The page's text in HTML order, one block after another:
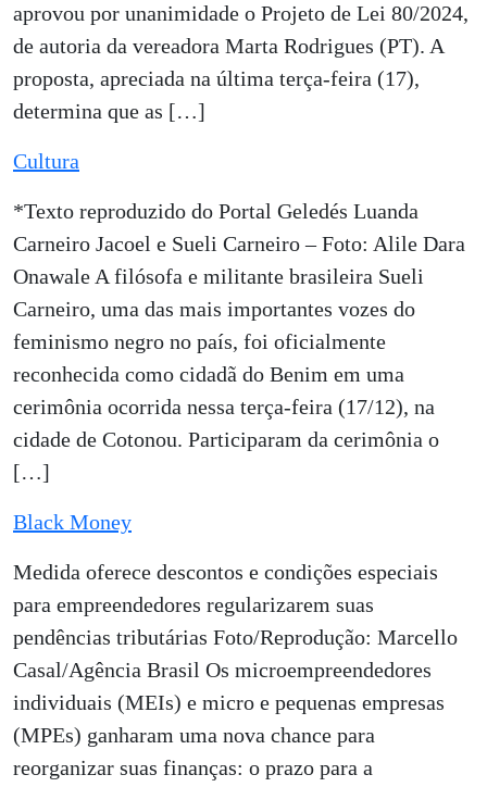
aprovou por unanimidade o Projeto de Lei 80/2024,
de autoria da vereadora Marta Rodrigues (PT). A
proposta, apreciada na última terça-feira (17),
determina que as […]
Cultura
*Texto reproduzido do Portal Geledés Luanda
Carneiro Jacoel e Sueli Carneiro – Foto: Alile Dara
Onawale A filósofa e militante brasileira Sueli
Carneiro, uma das mais importantes vozes do
feminismo negro no país, foi oficialmente
reconhecida como cidadã do Benim em uma
cerimônia ocorrida nessa terça-feira (17/12), na
cidade de Cotonou. Participaram da cerimônia o
[…]
Black Money
Medida oferece descontos e condições especiais
para empreendedores regularizarem suas
pendências tributárias Foto/Reprodução: Marcello
Casal/Agência Brasil Os microempreendedores
individuais (MEIs) e micro e pequenas empresas
(MPEs) ganharam uma nova chance para
reorganizar suas finanças: o prazo para a